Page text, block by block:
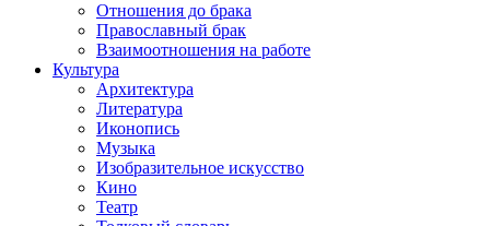
Отношения до брака
Православный брак
Взаимоотношения на работе
Культура
Архитектура
Литература
Иконопись
Музыка
Изобразительное искусство
Кино
Театр